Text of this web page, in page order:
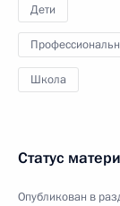
Дети
Школа
Статус
Опубликован в